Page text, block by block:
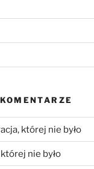
której nie było
nie było